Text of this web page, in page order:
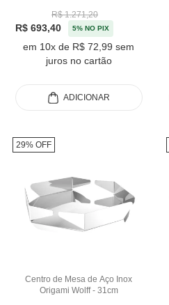
R$ 1.271,20
R$ 693,40 5% NO PIX
em 10x de R$ 72,99 sem
juros no cartão
ADICIONAR
Centro de Mesa de Aço Inox
Origami Wolff - 31cm
29% OFF